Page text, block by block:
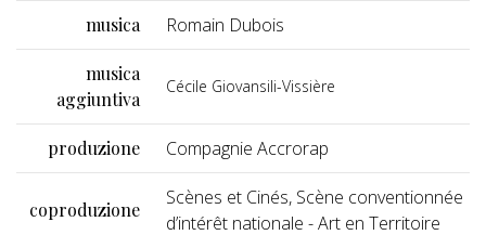
musica Romain Dubois
musica
aggiuntiva
Cécile Giovansili-Vissière
produzione Compagnie Accrorap
coproduzione
Scènes et Cinés, Scène conventionnée
d’intérêt nationale - Art en Territoire